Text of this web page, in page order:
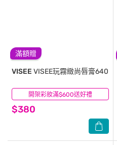
滿額贈
開架彩妝滿$600送好禮
VISEE VISEE玩霧緻尚唇膏640
$380
(0)